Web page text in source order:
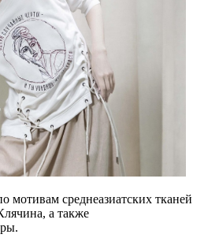
мотивам среднеазиатских тканей
а также